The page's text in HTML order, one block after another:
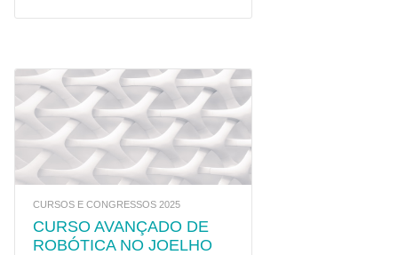
CURSOS E CONGRESSOS 2025
CURSO AVANÇADO DE
ROBÓTICA NO JOELHO